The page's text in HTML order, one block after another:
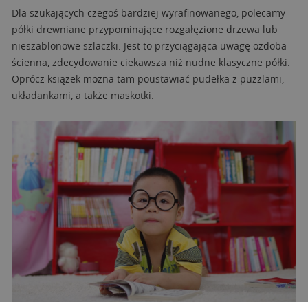
Dla szukających czegoś bardziej wyrafinowanego, polecamy
półki drewniane przypominające rozgałęzione drzewa lub
nieszablonowe szlaczki. Jest to przyciągająca uwagę ozdoba
ścienna, zdecydowanie ciekawsza niż nudne klasyczne półki.
Oprócz książek można tam poustawiać pudełka z puzzlami,
układankami, a także maskotki.